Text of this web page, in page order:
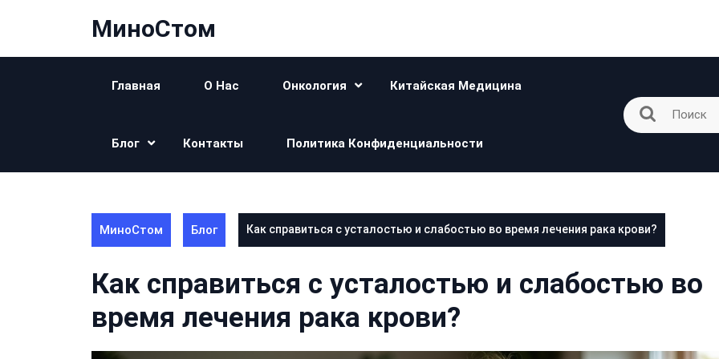
МиноСтом
Главная О Нас Онкология Китайская Медицина
Блог Контакты Политика Конфиденциальности
МиноСтом Блог Как справиться с усталостью и слабостью во время лечения рака крови?
Как справиться с усталостью и слабостью во
время лечения рака крови?